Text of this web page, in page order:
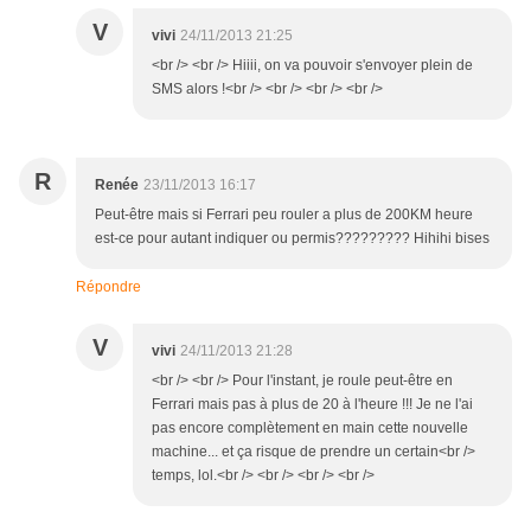
V vivi 24/11/2013 21:25
<br /> <br /> Hiiii, on va pouvoir s'envoyer plein de
SMS alors !<br /> <br /> <br /> <br />
R Renée 23/11/2013 16:17
Peut-être mais si Ferrari peu rouler a plus de 200KM heure
est-ce pour autant indiquer ou permis????????? Hihihi bises
Répondre
V vivi 24/11/2013 21:28
<br /> <br /> Pour l'instant, je roule peut-être en
Ferrari mais pas à plus de 20 à l'heure !!! Je ne l'ai
pas encore complètement en main cette nouvelle
machine... et ça risque de prendre un certain<br />
temps, lol.<br /> <br /> <br /> <br />